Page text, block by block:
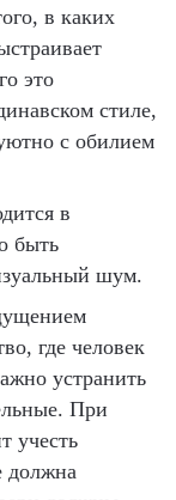
в каких
это
стиле,
с обилием
в
быть
шум.
где человек
устранить
При
учесть
должна